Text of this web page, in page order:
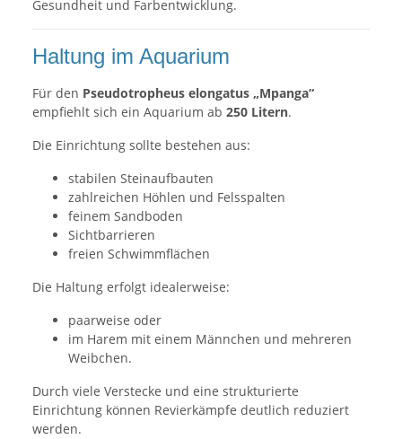
Gesundheit und Farbentwicklung.
Haltung im Aquarium
Für den Pseudotropheus elongatus „Mpanga“
empfiehlt sich ein Aquarium ab 250 Litern.
Die Einrichtung sollte bestehen aus:
stabilen Steinaufbauten
zahlreichen Höhlen und Felsspalten
feinem Sandboden
Sichtbarrieren
freien Schwimmflächen
Die Haltung erfolgt idealerweise:
paarweise oder
im Harem mit einem Männchen und mehreren
Weibchen.
Durch viele Verstecke und eine strukturierte
Einrichtung können Revierkämpfe deutlich reduziert
werden.